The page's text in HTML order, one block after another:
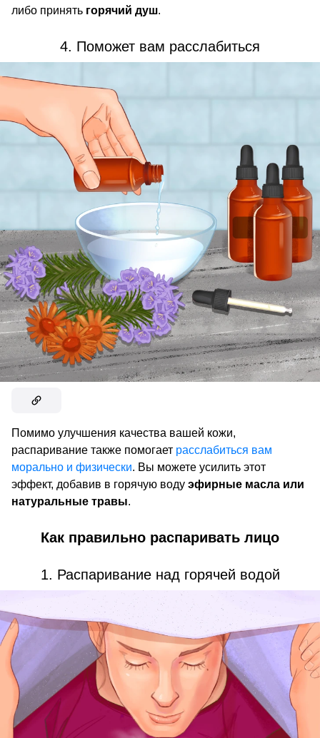
либо принять горячий душ.
4. Поможет вам расслабиться
Помимо улучшения качества вашей кожи,
распаривание также помогает расслабиться вам
морально и физически. Вы можете усилить этот
эффект, добавив в горячую воду эфирные масла или
натуральные травы.
Как правильно распаривать лицо
1. Распаривание над горячей водой